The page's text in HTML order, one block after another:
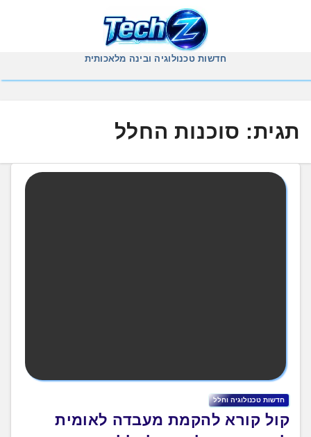
חדשות טכנולוגיה ובינה מלאכותית
תגית: סוכנות החלל
חדשות טכנולוגיה וחלל
קול קורא להקמת מעבדה לאומית